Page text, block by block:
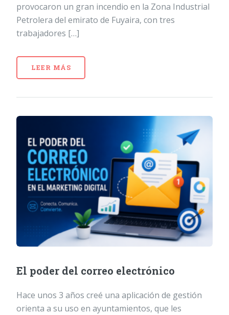
provocaron un gran incendio en la Zona Industrial
Petrolera del emirato de Fuyaira, con tres
trabajadores […]
LEER MÁS
El poder del correo electrónico
Hace unos 3 años creé una aplicación de gestión
orienta a su uso en ayuntamientos, que les